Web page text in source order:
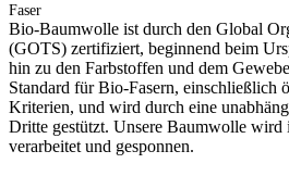
Faser
Bio-Baumwolle ist durch den Global
(GOTS) zertifiziert, beginnend beim
hin zu den Farbstoffen und dem
Standard für Bio-Fasern, einschließlich
Kriterien, und wird durch eine
Dritte gestützt. Unsere Baumwolle wird
verarbeitet und gesponnen.